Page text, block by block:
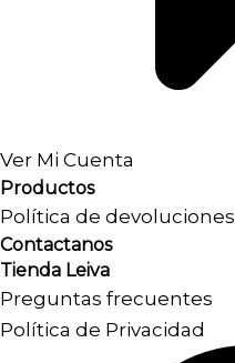
Ver Mi Cuenta
Productos
Política de devoluciones
Contactanos
Tienda Leiva
Preguntas frecuentes
Política de Privacidad